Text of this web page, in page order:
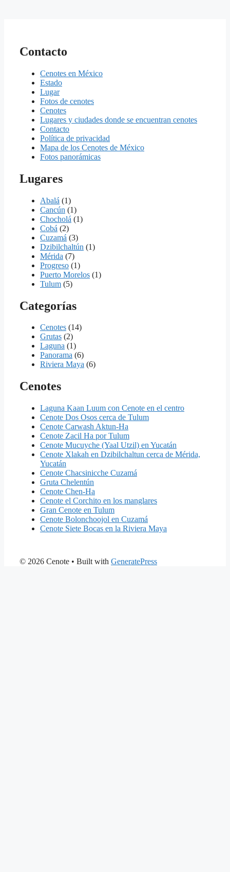
Contacto
Cenotes en México
Estado
Lugar
Fotos de cenotes
Cenotes
Lugares y ciudades donde se encuentran cenotes
Contacto
Política de privacidad
Mapa de los Cenotes de México
Fotos panorámicas
Lugares
Abalá (1)
Cancún (1)
Chocholá (1)
Cobá (2)
Cuzamá (3)
Dzibilchaltún (1)
Mérida (7)
Progreso (1)
Puerto Morelos (1)
Tulum (5)
Categorías
Cenotes (14)
Grutas (2)
Laguna (1)
Panorama (6)
Riviera Maya (6)
Cenotes
Laguna Kaan Luum con Cenote en el centro
Cenote Dos Osos cerca de Tulum
Cenote Carwash Aktun-Ha
Cenote Zacil Ha por Tulum
Cenote Mucuyche (Yaal Utzil) en Yucatán
Cenote Xlakah en Dzibilchaltun cerca de Mérida,
Yucatán
Cenote Chacsinicche Cuzamá
Gruta Chelentún
Cenote Chen-Ha
Cenote el Corchito en los manglares
Gran Cenote en Tulum
Cenote Bolonchoojol en Cuzamá
Cenote Siete Bocas en la Riviera Maya
© 2026 Cenote • Built with GeneratePress